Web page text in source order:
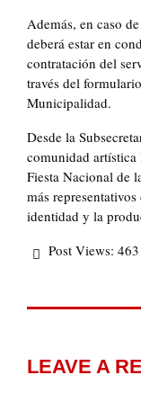
Además, en caso
deberá estar en
contratación del
través del
Municipalidad.
Desde la
comunidad artística
Fiesta Nacional de
más
identidad y la
Post Views: 463
LEAVE A